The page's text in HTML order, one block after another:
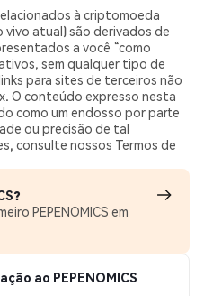
à criptomoeda
vivo atual) são derivados de
a você “como
sem qualquer tipo de
para sites de terceiros não
O conteúdo expresso nesta
como um endosso por parte
ou precisão de tal
consulte nossos Termos de
PEPENOMICS em
ao PEPENOMICS